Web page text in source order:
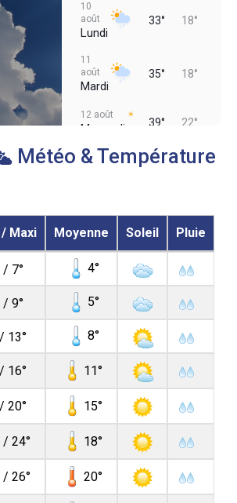
10
août
Lundi
33° 18°
11
août
Mardi
35° 18°
12 août
Mercredi 39° 22°
Météo & Température
/ Maxi Moyenne Soleil Pluie
/ 7° 4
/ 9° 5
13° 8
16° 11
20° 15
/ 24° 18
/ 26° 20